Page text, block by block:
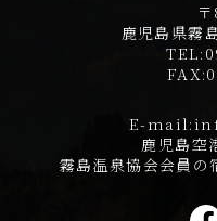
鹿児島県霧
TEL:
FAX:
E-mail:
鹿児島空
霧島温泉協会会員の